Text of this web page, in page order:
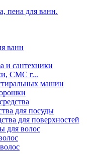
пена для ванн.
ванн
и сантехники
СМС г...
машин
для посуды
для поверхностей
для волос